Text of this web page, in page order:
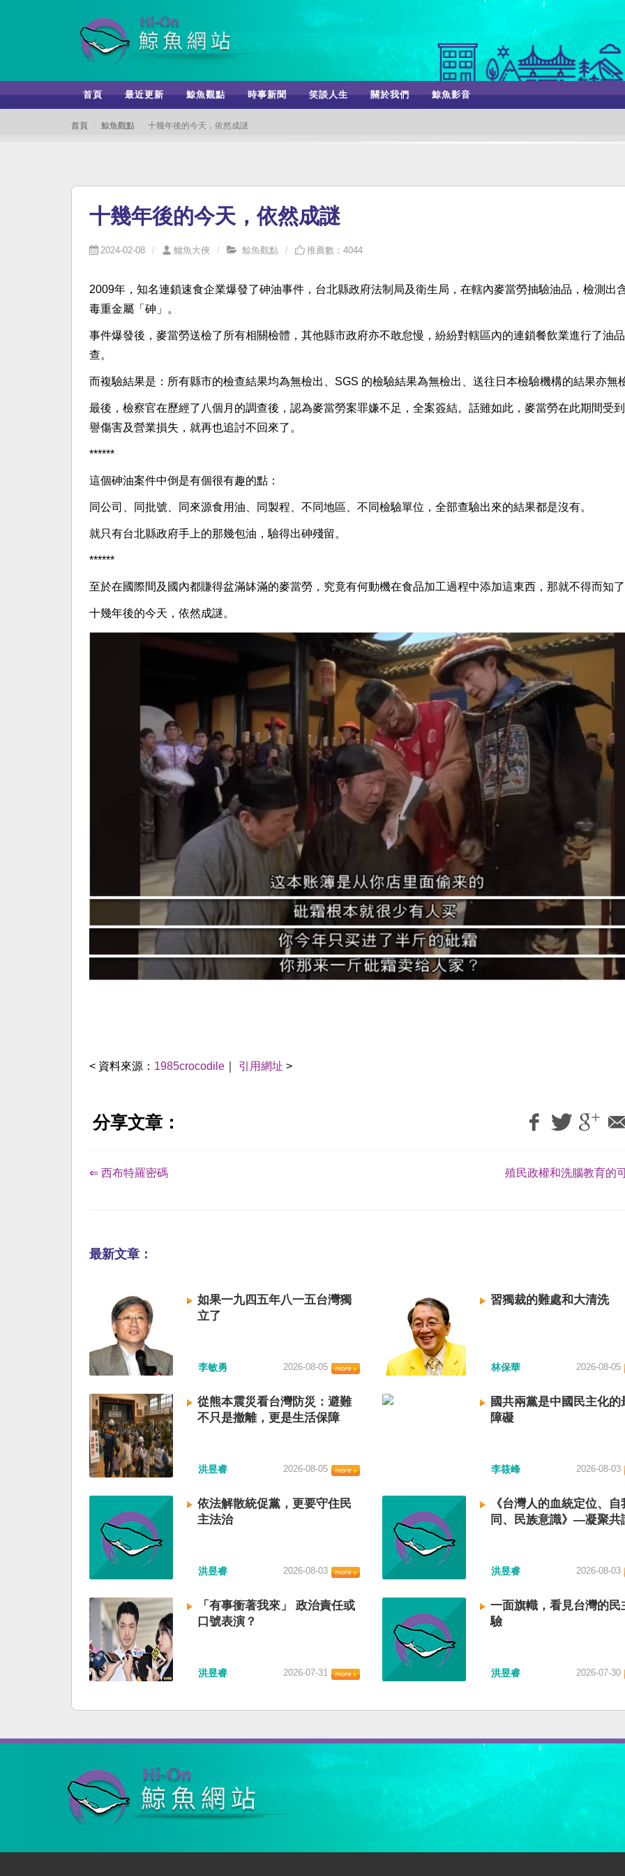
首頁 最近更新 鯨魚觀點 時事新聞 笑談人生 關於我們 鯨魚影音
首頁 鯨魚觀點 十幾年後的今天，依然成謎
十幾年後的今天，依然成謎
2024-02-08 鱷魚大俠 鯨魚觀點 推薦數：4044
2009年，知名連鎖速食企業爆發了砷油事件，台北縣政府法制局及衛生局，在轄內麥當勞抽驗油品，檢測出
毒重金屬「砷」。
事件爆發後，麥當勞送檢了所有相關檢體，其他縣市政府亦不敢怠慢，紛紛對轄區內的連鎖餐飲業進行了油
查。
而複驗結果是：所有縣市的檢查結果均為無檢出、SGS 的檢驗結果為無檢出、送往日本檢驗機構的結果亦無
最後，檢察官在歷經了八個月的調查後，認為麥當勞案罪嫌不足，全案簽結。話雖如此，麥當勞在此期間受
譽傷害及營業損失，就再也追討不回來了。
******
這個砷油案件中倒是有個很有趣的點：
同公司、同批號、同來源食用油、同製程、不同地區、不同檢驗單位，全部查驗出來的結果都是沒有。
就只有台北縣政府手上的那幾包油，驗得出砷殘留。
******
至於在國際間及國內都賺得盆滿缽滿的麥當勞，究竟有何動機在食品加工過程中添加這東西，那就不得而知
十幾年後的今天，依然成謎。
< 資料來源： 1985crocodile 引用網址 >
分享文章：
⇐ 西布特羅密碼 殖民政權和洗腦教育的
最新文章：
如果一九四五年八一五台灣獨
立了
李敏勇 2026-08-05
習獨裁的難處和大清洗
林保華 2026-08-05
從熊本震災看台灣防災：避難
不只是撤離，更是生活保障
洪昱睿 2026-08-05
國共兩黨是中國民主化的
障礙
李筱峰 2026-08-03
依法解散統促黨，更要守住民
主法治
洪昱睿 2026-08-03
《台灣人的血統定位、自
同、民族意識》—凝聚共
洪昱睿 2026-08-03
「有事衝著我來」 政治責任或
口號表演？
洪昱睿 2026-07-31
一面旗幟，看見台灣的民
驗
洪昱睿 2026-07-30